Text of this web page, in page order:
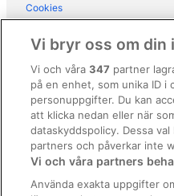
Hotell i närheten av Nikki Beach
Hotell i Saladillo-Benamara
Hotell i San Pedro de Alcantara
3-Stjärniga hotell i Marbella
3-Stjärniga hotell i San Pedro
Hotell i Urbanización Marbessa
Cookies
Regler och villkor för Vrbo
Tillgänglighetsanpassning
Juridisk information/Kontakta oss
Riktlinjer för innehåll och
Vi bryr oss om din
Vi och våra347 partner
på en enhet, som unika ID i
personuppgifter. Du kan
att klicka nedan eller när
dataskyddspolicy. Dessa
partners och påverkar inte
Vi och våra partners
Använda exakta uppgifter